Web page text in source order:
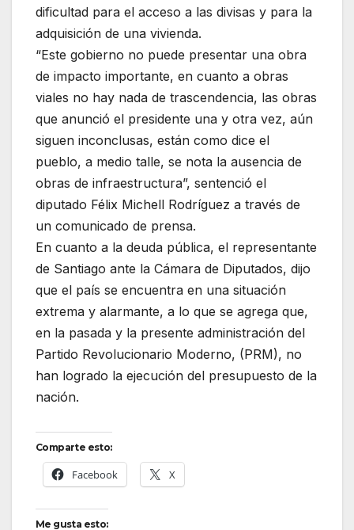
dificultad para el acceso a las divisas y para la
adquisición de una vivienda.
“Este gobierno no puede presentar una obra
de impacto importante, en cuanto a obras
viales no hay nada de trascendencia, las obras
que anunció el presidente una y otra vez, aún
siguen inconclusas, están como dice el
pueblo, a medio talle, se nota la ausencia de
obras de infraestructura”, sentenció el
diputado Félix Michell Rodríguez a través de
un comunicado de prensa.
En cuanto a la deuda pública, el representante
de Santiago ante la Cámara de Diputados, dijo
que el país se encuentra en una situación
extrema y alarmante, a lo que se agrega que,
en la pasada y la presente administración del
Partido Revolucionario Moderno, (PRM), no
han logrado la ejecución del presupuesto de la
nación.
Comparte esto:
Facebook X
Me gusta esto: